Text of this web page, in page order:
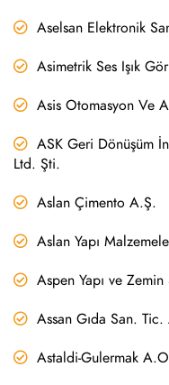
Aselsan Elektronik
Asimetrik Ses Işık
Asis Otomasyon Ve
ASK Geri Dönüşüm
Ltd. Şti.
Aslan Çimento A.Ş.
Aslan Yapı
Aspen Yapı ve
Assan Gıda San.
Astaldi-Gulermak